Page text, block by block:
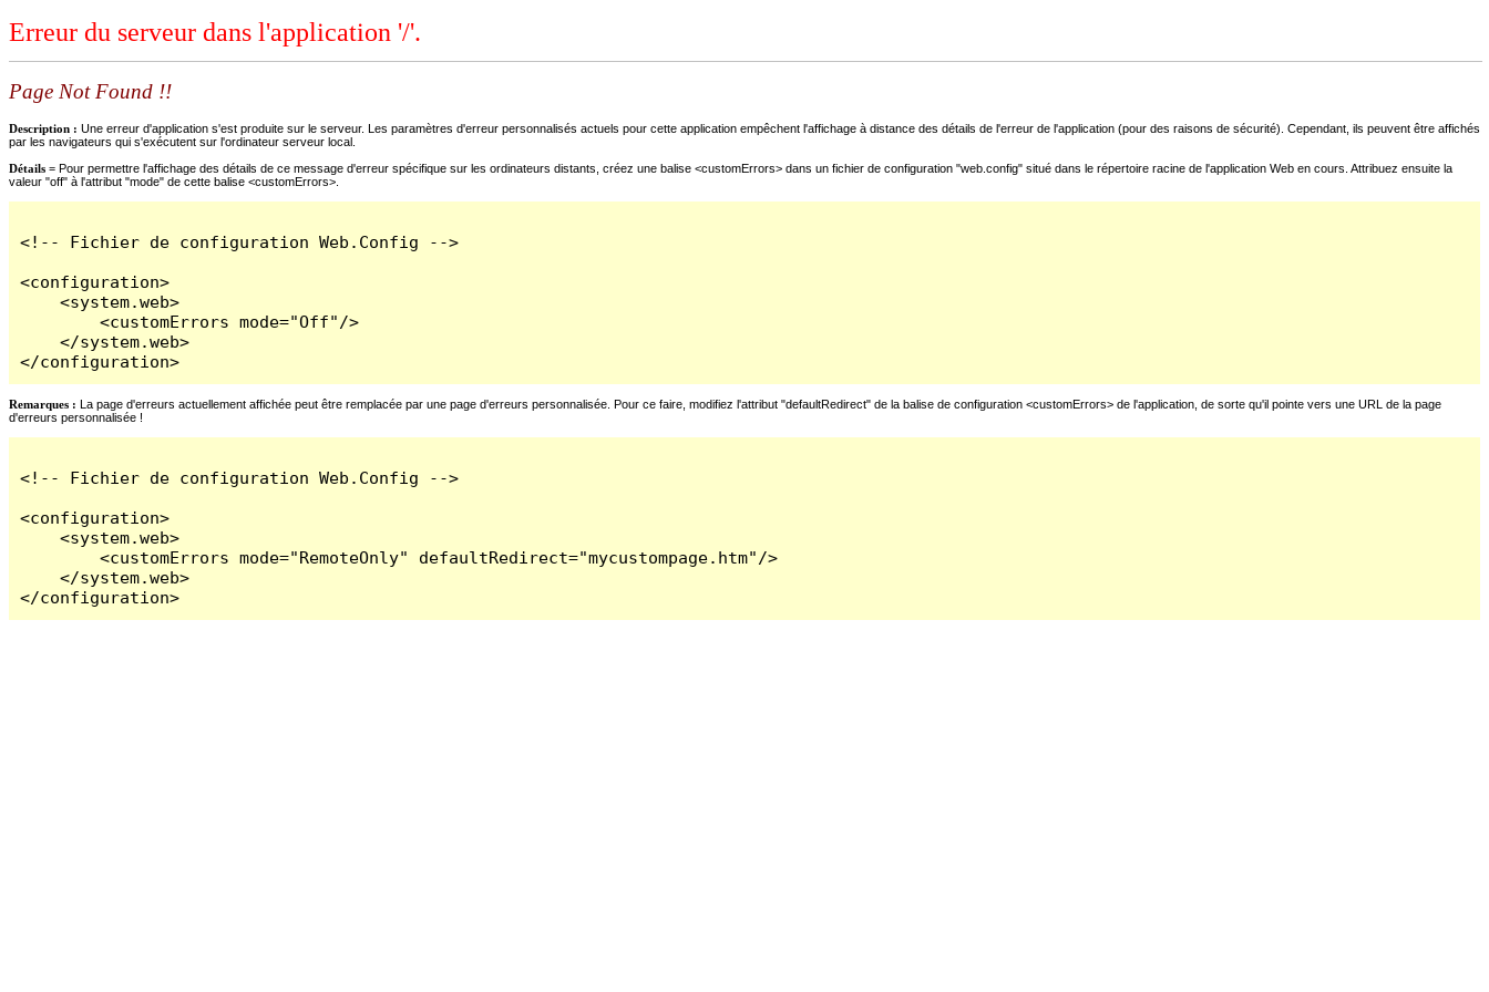
Erreur du serveur dans l'application '/'.
Page Not Found !!
Description : Une erreur d'application s'est produite sur le serveur. Les paramètres d'erreur personnalisés actuels pour cette application empêchent l'affichage à distance des détails de l'erreur de l'application (pour des raisons de sécurité). Cependant, ils peuvent être affichés
par les navigateurs qui s'exécutent sur l'ordinateur serveur local.
Détails = Pour permettre l'affichage des détails de ce message d'erreur spécifique sur les ordinateurs distants, créez une balise <customErrors> dans un fichier de configuration "web.config" situé dans le répertoire racine de l'application Web en cours. Attribuez ensuite la
valeur "off" à l'attribut "mode" de cette balise <customErrors>.
<!-- Fichier de configuration Web.Config -->
<configuration>
    <system.web>
        <customErrors mode="Off"/>
    </system.web>
</configuration>
Remarques : La page d'erreurs actuellement affichée peut être remplacée par une page d'erreurs personnalisée. Pour ce faire, modifiez l'attribut "defaultRedirect" de la balise de configuration <customErrors> de l'application, de sorte qu'il pointe vers une URL de la page
d'erreurs personnalisée !
<!-- Fichier de configuration Web.Config -->
<configuration>
    <system.web>
        <customErrors mode="RemoteOnly" defaultRedirect="mycustompage.htm"/>
    </system.web>
</configuration>